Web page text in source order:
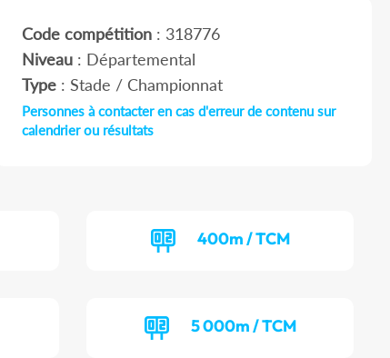
Code compétition: 318776
Niveau: Départemental
Type: Stade / Championnat
Personnes à contacter en cas d'erreur de contenu sur
calendrier ou résultats
400m / TCM
5 000m / TCM